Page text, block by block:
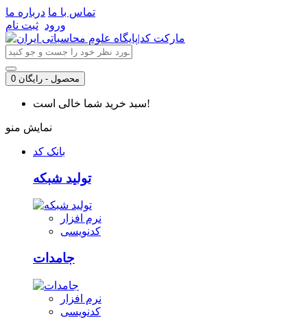
تماس با ما درباره ما
ورود ثبت نام
0 محصول - رایگان
سبد خرید شما خالی است!
نمایش منو
بانک کد
تولید شبکه
نرم افزار
کدنویسی
جامدات
نرم افزار
کدنویسی